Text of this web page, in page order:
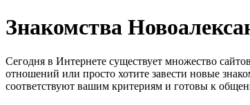
Знакомства
Сегодня в Интернете существует множество
отношений или просто хотите завести новые
соответствуют вашим критериям и готовы к